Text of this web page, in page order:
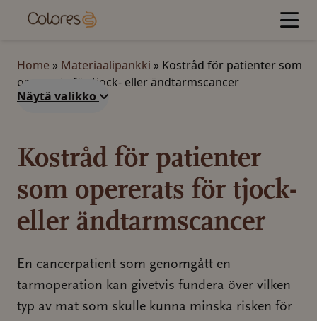
Home » Materiaalipankki » Kostråd för patienter som
opererats för tjock- eller ändtarmscancer
Näytä valikko
Kostråd för patienter
som opererats för tjock-
eller ändtarmscancer
En cancerpatient som genomgått en
tarmoperation kan givetvis fundera över vilken
typ av mat som skulle kunna minska risken för